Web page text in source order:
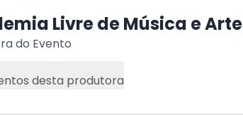
Livre de Música e
do Evento
desta produtora